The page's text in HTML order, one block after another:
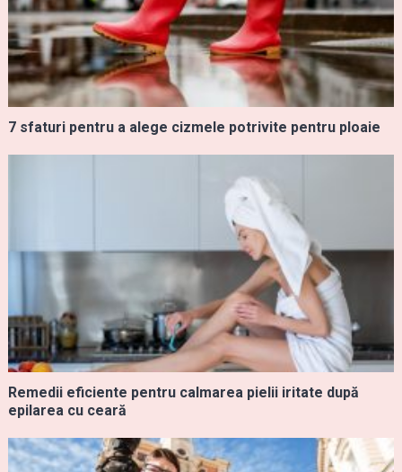
7 sfaturi pentru a alege cizmele potrivite pentru ploaie
Remedii eficiente pentru calmarea pielii iritate după
epilarea cu ceară